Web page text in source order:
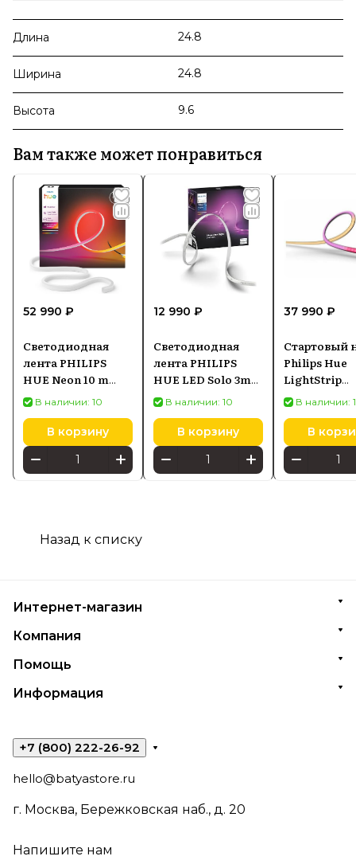
Длина 24.8
Ширина 24.8
Высота 9.6
Вам также может понравиться
52 990 ₽
Светодиодная
лента PHILIPS
HUE Neon 10 m
8721103088857
В наличии: 10
В корзину
12 990 ₽
Светодиодная
лента PHILIPS
HUE LED Solo 3m
929003816902
В наличии: 10
В корзину
37 990 ₽
Стартовый
Philips Hue
LightStrip
Gradient for
для
34
В наличии:
В
Назад к списку
Интернет-магазин
Компания
Помощь
Информация
+7 (800) 222-26-92
hello@batyastore.ru
г. Москва, Бережковская наб., д. 20
Напишите нам